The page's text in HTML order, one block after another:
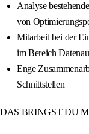
Analyse
von
Mitarbeit bei der
im Bereich
Enge
Schnittstellen
DAS BRINGST DU